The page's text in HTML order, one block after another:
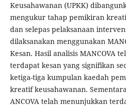
Keusahawanan (UPKK)
mengukur tahap pemikiran
dan selepas pelaksanaan
dilaksanakan menggunakan
Kesan. Hasil analisis MANCOVA
terdapat kesan yang signifikan
ketiga-tiga kumpulan kaedah
kreatif keusahawanan.
ANCOVA telah menunjukkan